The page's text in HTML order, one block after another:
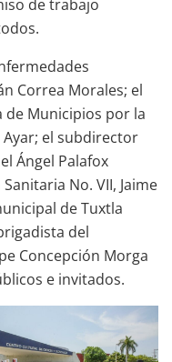
de trabajo
Correa Morales; el
de Municipios por la
el subdirector
Ángel Palafox
No. VII, Jaime
de Tuxtla
del
Concepción Morga
e invitados.